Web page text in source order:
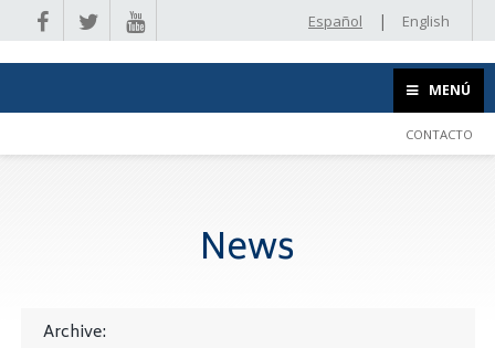
Español | English
MENÚ
CONTACTO
News
Archive: